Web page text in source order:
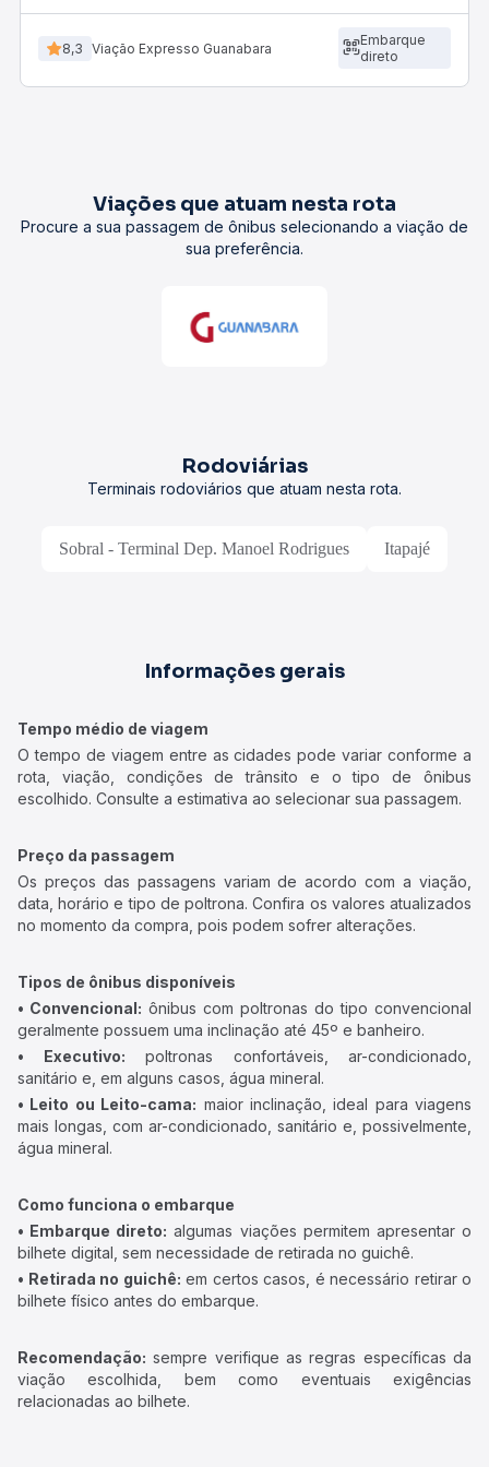
8,3 Viação Expresso Guanabara
Embarque
direto
Viações que atuam nesta rota
Procure a sua passagem de ônibus selecionando a viação de
sua preferência.
Rodoviárias
Terminais rodoviários que atuam nesta rota.
Sobral - Terminal Dep. Manoel Rodrigues Itapajé
Informações gerais
Tempo médio de viagem
O tempo de viagem entre as cidades pode variar conforme a
rota, viação, condições de trânsito e o tipo de ônibus
escolhido. Consulte a estimativa ao selecionar sua passagem.
Preço da passagem
Os preços das passagens variam de acordo com a viação,
data, horário e tipo de poltrona. Confira os valores atualizados
no momento da compra, pois podem sofrer alterações.
Tipos de ônibus disponíveis
• Convencional: ônibus com poltronas do tipo convencional
geralmente possuem uma inclinação até 45º e banheiro.
• Executivo: poltronas confortáveis, ar-condicionado,
sanitário e, em alguns casos, água mineral.
• Leito ou Leito-cama: maior inclinação, ideal para viagens
mais longas, com ar-condicionado, sanitário e, possivelmente,
água mineral.
Como funciona o embarque
• Embarque direto: algumas viações permitem apresentar o
bilhete digital, sem necessidade de retirada no guichê.
• Retirada no guichê: em certos casos, é necessário retirar o
bilhete físico antes do embarque.
Recomendação: sempre verifique as regras específicas da
viação escolhida, bem como eventuais exigências
relacionadas ao bilhete.